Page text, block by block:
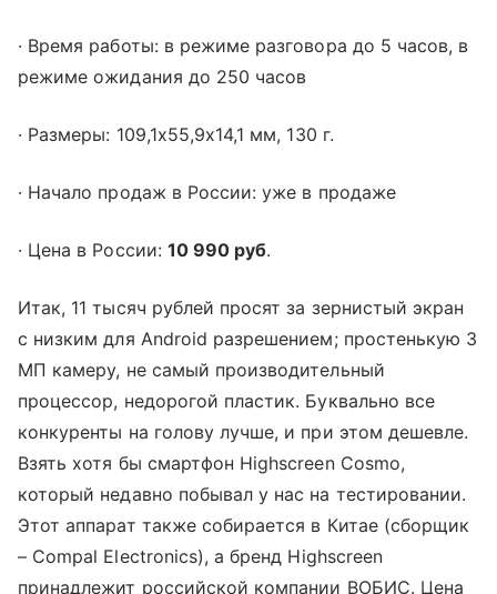
· Время работы: в режиме разговора до 5 часов, в
режиме ожидания до 250 часов
· Размеры: 109,1x55,9x14,1 мм, 130 г.
· Начало продаж в России: уже в продаже
· Цена в России: 10 990 руб.
Итак, 11 тысяч рублей просят за зернистый экран
с низким для Android разрешением; простенькую 3
МП камеру, не самый производительный
процессор, недорогой пластик. Буквально все
конкуренты на голову лучше, и при этом дешевле.
Взять хотя бы смартфон Highscreen Cosmo,
который недавно побывал у нас на тестировании.
Этот аппарат также собирается в Китае (сборщик
– Compal Electronics), а бренд Highscreen
принадлежит российской компании ВОБИС. Цена